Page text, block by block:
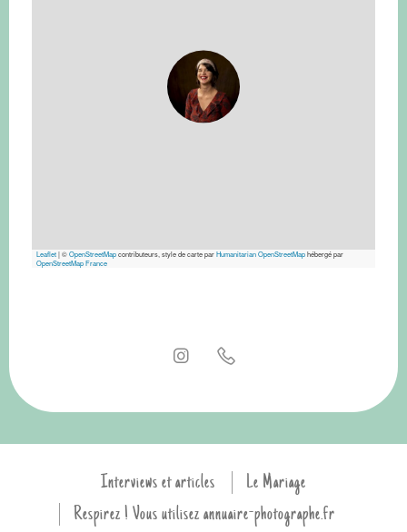
Leaflet|©OpenStreetMapcontributeurs, style de carte parHumanitarian OpenStreetMaphébergé par
OpenStreetMap France
Interviews et articles
Le Mariage
Respirez ! Vous utilisez annuaire-photographe.fr